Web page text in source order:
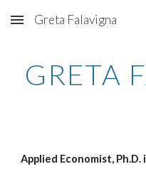
Skip to main content
Greta Falavigna
GRETA
Applied Economist,